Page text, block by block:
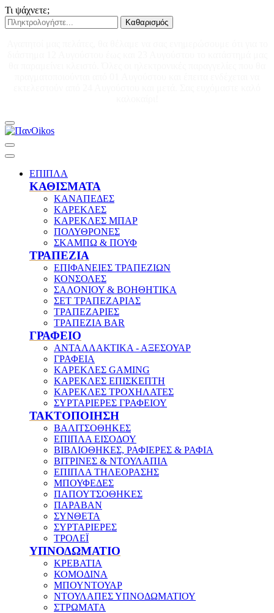
Τι ψάχνετε;
Καθαρισμός
ΕΠΙΠΛΑ
ΚΑΘΙΣΜΑΤΑ
ΚΑΝΑΠΕΔΕΣ
ΚΑΡΕΚΛΕΣ
ΚΑΡΕΚΛΕΣ ΜΠΑΡ
ΠΟΛΥΘΡΟΝΕΣ
ΣΚΑΜΠΩ & ΠΟΥΦ
ΤΡΑΠΕΖΙΑ
ΕΠΙΦΑΝΕΙΕΣ ΤΡΑΠΕΖΙΩΝ
ΚΟΝΣΟΛΕΣ
ΣΑΛΟΝΙΟΥ & ΒΟΗΘΗΤΙΚΑ
ΣΕΤ ΤΡΑΠΕΖΑΡΙΑΣ
ΤΡΑΠΕΖΑΡΙΕΣ
ΤΡΑΠΕΖΙΑ BAR
ΓΡΑΦΕΙΟ
ΑΝΤΑΛΛΑΚΤΙΚΑ - ΑΞΕΣΟΥΑΡ
ΓΡΑΦΕΙΑ
ΚΑΡΕΚΛΕΣ GAMING
ΚΑΡΕΚΛΕΣ ΕΠΙΣΚΕΠΤΗ
ΚΑΡΕΚΛΕΣ ΤΡΟΧΗΛΑΤΕΣ
ΣΥΡΤΑΡΙΕΡΕΣ ΓΡΑΦΕΙΟΥ
ΤΑΚΤΟΠΟΙΗΣΗ
ΒΑΛΙΤΣΟΘΗΚΕΣ
ΕΠΙΠΛΑ ΕΙΣΟΔΟΥ
ΒΙΒΛΙΟΘΗΚΕΣ, ΡΑΦΙΕΡΕΣ & ΡΑΦΙΑ
ΒΙΤΡΙΝΕΣ & ΝΤΟΥΛΑΠΙΑ
ΕΠΙΠΛΑ ΤΗΛΕΟΡΑΣΗΣ
ΜΠΟΥΦΕΔΕΣ
ΠΑΠΟΥΤΣΟΘΗΚΕΣ
ΠΑΡΑΒΑΝ
ΣΥΝΘΕΤΑ
ΣΥΡΤΑΡΙΕΡΕΣ
ΤΡΟΛΕΪ
ΥΠΝΟΔΩΜΑΤΙΟ
ΚΡΕΒΑΤΙΑ
ΚΟΜΟΔΙΝΑ
ΜΠΟΥΝΤΟΥΑΡ
ΝΤΟΥΛΑΠΕΣ ΥΠΝΟΔΩΜΑΤΙΟΥ
ΣΤΡΩΜΑΤΑ